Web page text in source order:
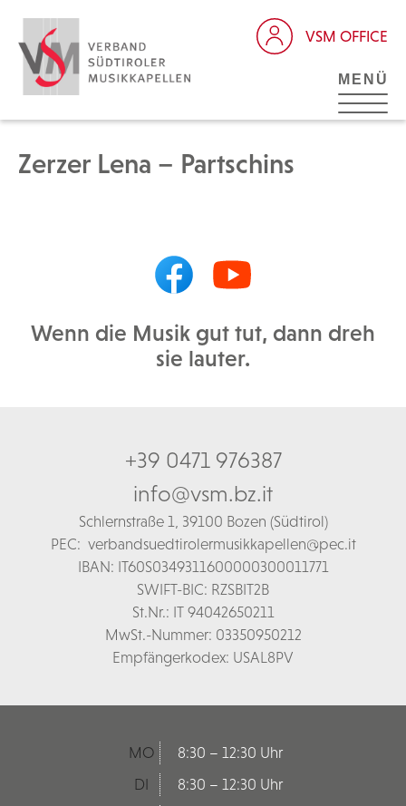
VSM OFFICE
MENÜ
Zerzer Lena – Partschins
Wenn die Musik gut tut, dann dreh
sie lauter.
+39 0471 976387
info@vsm.bz.it
Schlernstraße 1, 39100 Bozen (Südtirol)
PEC: verbandsuedtirolermusikkapellen@pec.it
IBAN: IT60S0349311600000300011771
SWIFT-BIC: RZSBIT2B
St.Nr.: IT 94042650211
MwSt.-Nummer: 03350950212
Empfängerkodex: USAL8PV
MO
8:30 – 12:30 Uhr
DI
8:30 – 12:30 Uhr